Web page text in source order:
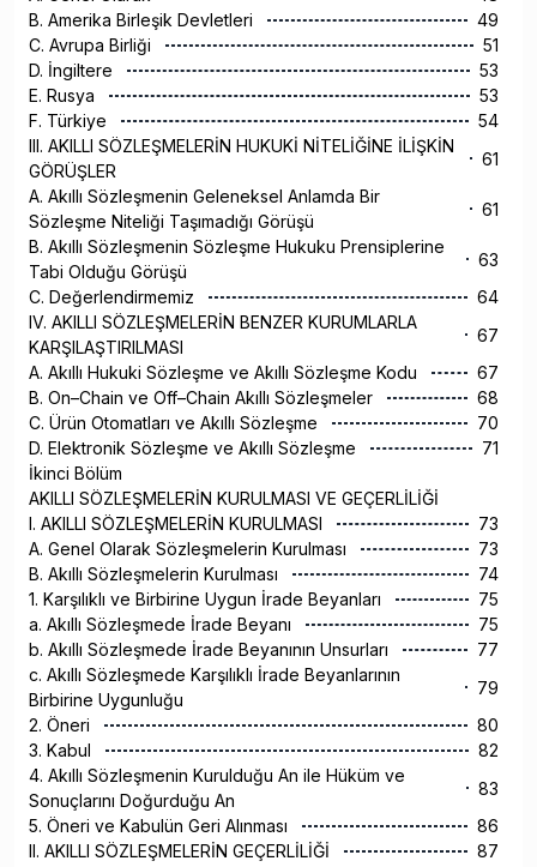
B. Amerika Birleşik Devletleri
49
C. Avrupa Birliği
51
D. İngiltere
53
E. Rusya
53
F. Türkiye
54
III. AKILLI SÖZLEŞMELERİN HUKUKİ NİTELİĞİNE İLİŞKİN
GÖRÜŞLER
61
A. Akıllı Sözleşmenin Geleneksel Anlamda Bir
Sözleşme Niteliği Taşımadığı Görüşü
61
B. Akıllı Sözleşmenin Sözleşme Hukuku Prensiplerine
Tabi Olduğu Görüşü
63
C. Değerlendirmemiz
64
IV. AKILLI SÖZLEŞMELERİN BENZER KURUMLARLA
KARŞILAŞTIRILMASI
67
A. Akıllı Hukuki Sözleşme ve Akıllı Sözleşme Kodu
67
B. On–Chain ve Off–Chain Akıllı Sözleşmeler
68
C. Ürün Otomatları ve Akıllı Sözleşme
70
D. Elektronik Sözleşme ve Akıllı Sözleşme
71
İkinci Bölüm
AKILLI SÖZLEŞMELERİN KURULMASI VE GEÇERLİLİĞİ
I. AKILLI SÖZLEŞMELERİN KURULMASI
73
A. Genel Olarak Sözleşmelerin Kurulması
73
B. Akıllı Sözleşmelerin Kurulması
74
1. Karşılıklı ve Birbirine Uygun İrade Beyanları
75
a. Akıllı Sözleşmede İrade Beyanı
75
b. Akıllı Sözleşmede İrade Beyanının Unsurları
77
c. Akıllı Sözleşmede Karşılıklı İrade Beyanlarının
Birbirine Uygunluğu
79
2. Öneri
80
3. Kabul
82
4. Akıllı Sözleşmenin Kurulduğu An ile Hüküm ve
Sonuçlarını Doğurduğu An
83
5. Öneri ve Kabulün Geri Alınması
86
II. AKILLI SÖZLEŞMELERİN GEÇERLİLİĞİ
87